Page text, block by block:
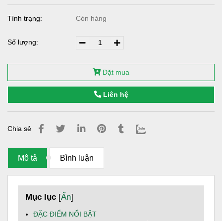
Tình trạng: Còn hàng
Số lượng:
Đặt mua
Liên hệ
Chia sẻ
Mô tả Bình luận
Mục lục [Ẩn]
ĐẶC ĐIỂM NỔI BẬT